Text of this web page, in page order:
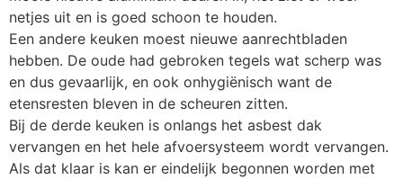
netjes uit en is goed schoon te houden.
Een andere keuken moest nieuwe aanrechtbladen
hebben. De oude had gebroken tegels wat scherp was
en dus gevaarlijk, en ook onhygiënisch want de
etensresten bleven in de scheuren zitten.
Bij de derde keuken is onlangs het asbest dak
vervangen en het hele afvoersysteem wordt vervangen.
Als dat klaar is kan er eindelijk begonnen worden met